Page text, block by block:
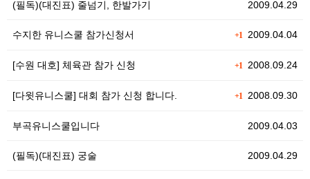
2009.04.29
(필독)(대진표) 줄넘기, 한발가기
+1 2009.04.04
수지한 유니스쿨 참가신청서
+1 2008.09.24
[수원 대호] 체육관 참가 신청
+1 2008.09.30
[다윗유니스쿨] 대회 참가 신청 합니다.
2009.04.03
부곡유니스쿨입니다
2009.04.29
(필독)(대진표) 궁술